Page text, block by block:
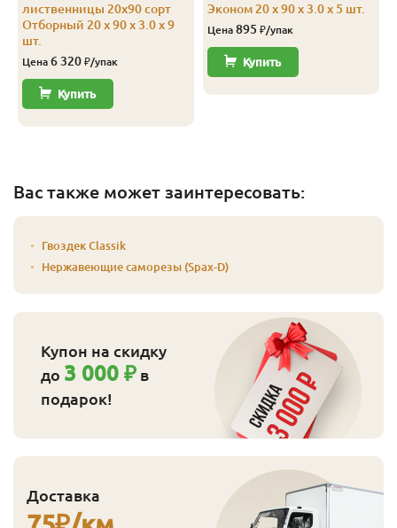
лиственницы 20х90 сорт
Отборный 20 x 90 x 3.0 x 9
шт.
Цена 6 320 ₽/упак
Купить
Эконом 20 x 90 x 3.0 x 5 шт.
Цена 895 ₽/упак
Купить
Вас также может заинтересовать:
Гвоздек Classik
Нержавеющие саморезы (Spax-D)
Купон на скидку
до 3 000 ₽ в
подарок!
Доставка